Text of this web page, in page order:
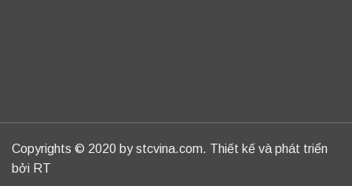
Copyrights © 2020 by stcvina.com. Thiết kế và phát triển
bởi RT